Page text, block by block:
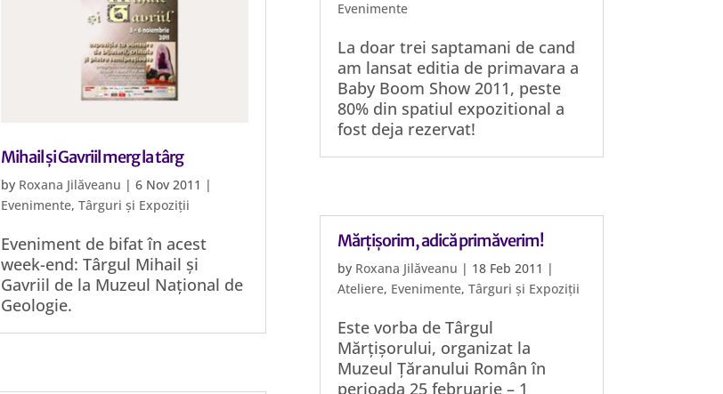
Mihail și Gavriil merg la târg
by Roxana Jilăveanu | 6 Nov 2011 |
Evenimente, Târguri și Expoziții
Eveniment de bifat în acest
week-end: Târgul Mihail și
Gavriil de la Muzeul Național de
Geologie.
Evenimente
La doar trei saptamani de cand
am lansat editia de primavara a
Baby Boom Show 2011, peste
80% din spatiul expozitional a
fost deja rezervat!
Mărțișorim, adică primăverim!
by Roxana Jilăveanu | 18 Feb 2011 |
Ateliere, Evenimente,Târguri și Expoziții
Este vorba de Târgul
Mărțișorului, organizat la
Muzeul Țăranului Român în
perioada 25 februarie – 1